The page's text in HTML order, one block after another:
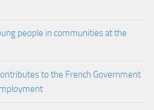
people in communities at the
to the French Government